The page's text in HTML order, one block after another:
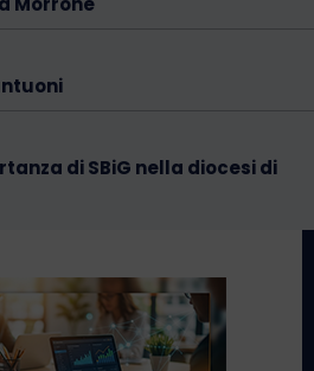
di SBiG nella diocesi di